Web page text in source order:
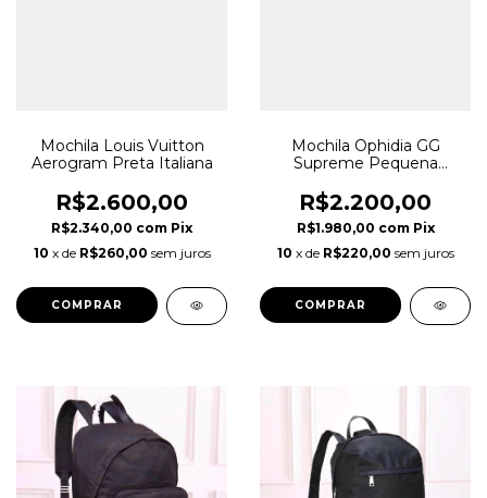
Mochila Louis Vuitton
Aerogram Preta Italiana
R$2.600,00
R$2.340,00 com Pix
10 x de R$260,00 sem juros
Mochila Ophidia GG
Supreme Pequena
R$2.200,00
R$1.980,00 com Pix
10 x de R$220,00 sem juros